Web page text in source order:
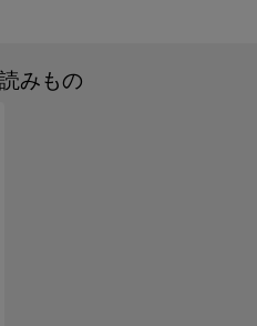
みもの